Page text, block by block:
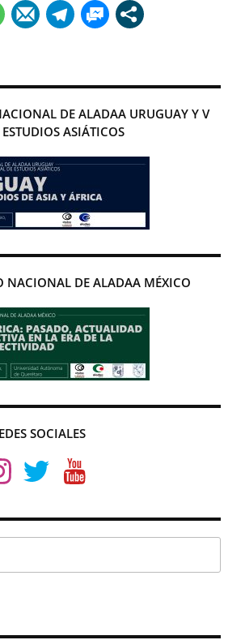
DE ALADAA URUGUAY Y V
ASIÁTICOS
NACIONAL DE ALADAA MÉXICO
SOCIALES